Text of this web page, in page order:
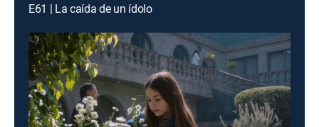
E61 | La caída de un ídolo